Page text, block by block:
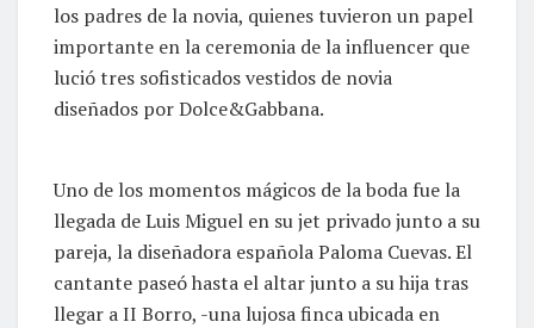
los padres de la novia, quienes tuvieron un papel
importante en la ceremonia de la influencer que
lució tres sofisticados vestidos de novia
diseñados por Dolce&Gabbana.
Uno de los momentos mágicos de la boda fue la
llegada de Luis Miguel en su jet privado junto a su
pareja, la diseñadora española Paloma Cuevas. El
cantante paseó hasta el altar junto a su hija tras
llegar a II Borro, -una lujosa finca ubicada en